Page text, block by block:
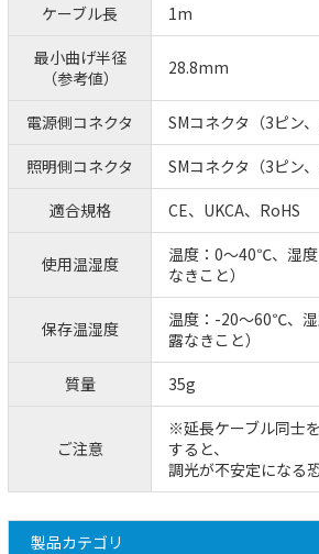
ケーブル長
1m
最小曲げ半径
（参考値）
28.8mm
電源側コネクタ
SMコネクタ（3ピン、
照明側コネクタ
SMコネクタ（3ピン、
適合規格
CE、UKCA、RoHS
使用温湿度
温度：0～40℃、湿
なきこと）
保存温湿度
温度：-20～60℃、
露なきこと）
質量
35g
ご注意
※延長ケーブル同士
すると、
調光が不安定になる
製品カテゴリ